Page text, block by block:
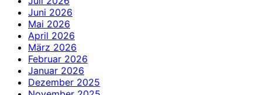
Juni 2026
Mai 2026
April 2026
März 2026
Februar 2026
Januar 2026
Dezember 2025